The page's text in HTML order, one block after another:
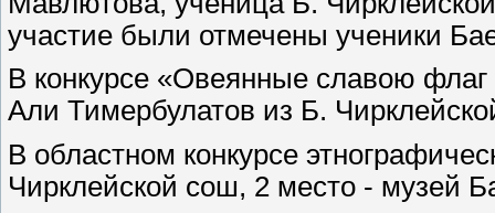
участие были отмечены ученики
В конкурсе «Овеянные славою
Али Тимербулатов из Б.
В областном конкурсе
Чирклейской сош, 2 место - музей